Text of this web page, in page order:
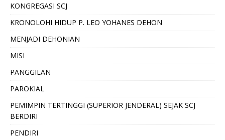
KONGREGASI SCJ
KRONOLOHI HIDUP P. LEO YOHANES DEHON
MENJADI DEHONIAN
MISI
PANGGILAN
PAROKIAL
PEMIMPIN TERTINGGI (SUPERIOR JENDERAL) SEJAK SCJ
BERDIRI
PENDIRI